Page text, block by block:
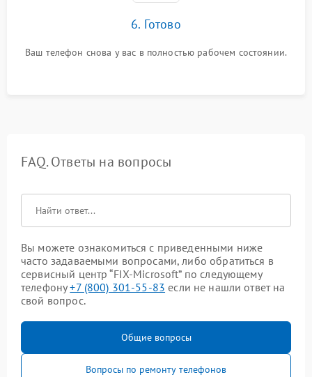
6. Готово
Ваш телефон снова у вас в полностью рабочем состоянии.
FAQ. Ответы на вопросы
Вы можете ознакомиться с приведенными ниже
часто задаваемыми вопросами, либо обратиться в
сервисный центр “FIX-Microsoft” по следующему
телефону+7 (800) 301-55-83 если не нашли ответ на
свой вопрос.
Общие вопросы
Вопросы по ремонту телефонов